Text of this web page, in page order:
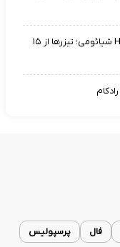
زمان احتمالی ورود نسخه آزمایشی HyperOS ۴ شیائومی؛ تیزرها از ۱۵
فال پرسپولیس